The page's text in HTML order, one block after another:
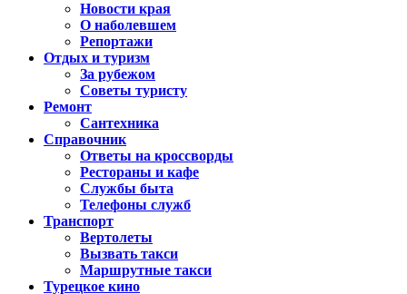
Новости края
О наболевшем
Репортажи
Отдых и туризм
За рубежом
Советы туристу
Ремонт
Сантехника
Справочник
Ответы на кроссворды
Рестораны и кафе
Службы быта
Телефоны служб
Транспорт
Вертолеты
Вызвать такси
Маршрутные такси
Турецкое кино